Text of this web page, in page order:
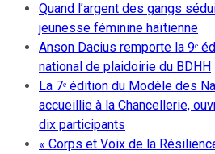
Quand l’argent des gangs
jeunesse féminine haïtienne
Anson Dacius remporte la 9ᵉ
national de plaidoirie du BDHH
La 7ᵉ édition du Modèle des
accueillie à la Chancellerie,
dix participants
« Corps et Voix de la